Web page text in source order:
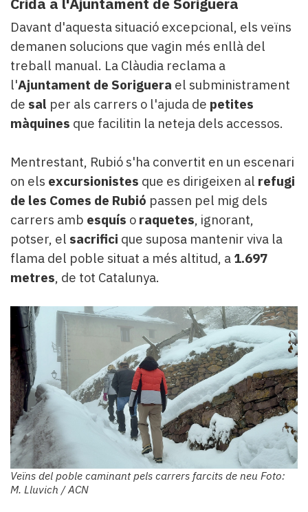
Davant d'aquesta situació excepcional, els veïns
demanen solucions que vagin més enllà del
treball manual. La Clàudia reclama a
l'Ajuntament de Soriguera el subministrament
de sal per als carrers o l'ajuda de petites
màquines que facilitin la neteja dels accessos.
Mentrestant, Rubió s'ha convertit en un escenari
on els excursionistes que es dirigeixen al refugi
de les Comes de Rubió passen pel mig dels
carrers amb esquís o raquetes, ignorant,
potser, el sacrifici que suposa mantenir viva la
flama del poble situat a més altitud, a 1.697
metres, de tot Catalunya.
Veïns del poble caminant pels carrers farcits de neu Foto:
M. Lluvich / ACN